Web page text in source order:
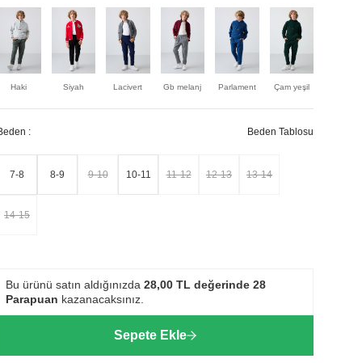
Haki Siyah Lacivert Gb melanj Parlament Çam yeşil
: Beden Tablosu
7-8 8-9 9-10 10-11 11-12 12-13 13-14
14-15
Bu ürünü satın aldığınızda 28,00 TL değerinde 28
Parapuan kazanacaksınız.
Sepete Ekle